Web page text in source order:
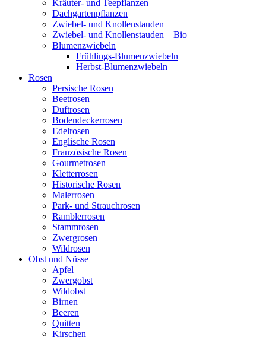
Kräuter- und Teepflanzen
Dachgartenpflanzen
Zwiebel- und Knollenstauden
Zwiebel- und Knollenstauden – Bio
Blumenzwiebeln
Frühlings-Blumenzwiebeln
Herbst-Blumenzwiebeln
Rosen
Persische Rosen
Beetrosen
Duftrosen
Bodendeckerrosen
Edelrosen
Englische Rosen
Französische Rosen
Gourmetrosen
Kletterrosen
Historische Rosen
Malerrosen
Park- und Strauchrosen
Ramblerrosen
Stammrosen
Zwergrosen
Wildrosen
Obst und Nüsse
Apfel
Zwergobst
Wildobst
Birnen
Beeren
Quitten
Kirschen